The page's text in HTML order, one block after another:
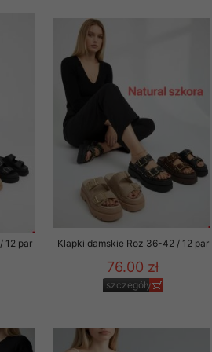
12 par Klapki damskie Roz 36-42 / 12 par
76.00 zł
szczegóły
zgody.
„Przejdź dalej” lub zamkniesz to
Zgodę możesz w każdym
przetwarzania dokonanego
w tym o przysługujących
ich przetwarzania, prawo do
w tym profilowaniu, a także prawo
w Polityce prywatności.